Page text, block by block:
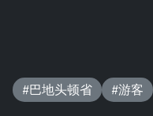
#巴地头顿省 #游客